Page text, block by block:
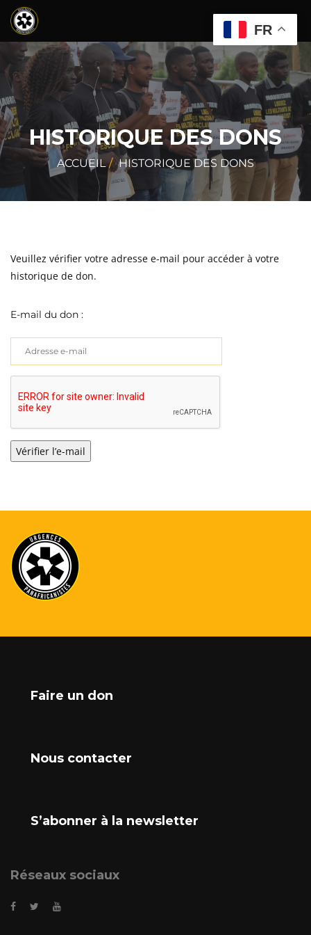
HISTORIQUE DES DONS
ACCUEIL HISTORIQUE DES DONS
Veuillez vérifier votre adresse e-mail pour accéder à votre
historique de don.
E-mail du don :
Faire un don
Nous contacter
S’abonner à la newsletter
Réseaux sociaux
FR